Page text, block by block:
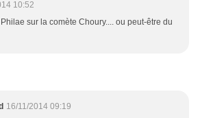
10:52
sur la comète Choury.... ou peut-être du
16/11/2014 09:19